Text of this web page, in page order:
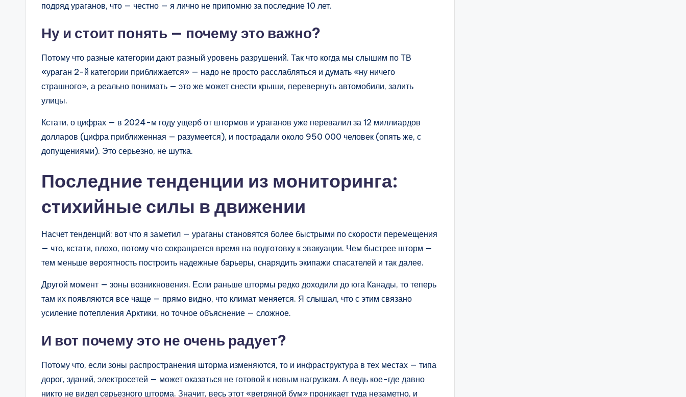
подряд ураганов, что — честно — я лично не припомню за последние 10 лет.
Ну и стоит понять — почему это важно?
Потому что разные категории дают разный уровень разрушений. Так что когда мы слышим по ТВ
«ураган 2-й категории приближается» — надо не просто расслабляться и думать «ну ничего
страшного», а реально понимать — это же может снести крыши, перевернуть автомобили, залить
улицы.
Кстати, о цифрах — в 2024-м году ущерб от штормов и ураганов уже перевалил за 12 миллиардов
долларов (цифра приближенная — разумеется), и пострадали около 950 000 человек (опять же, с
допущениями). Это серьезно, не шутка.
Последние тенденции из мониторинга:
стихийные силы в движении
Насчет тенденций: вот что я заметил — ураганы становятся более быстрыми по скорости перемещения
— что, кстати, плохо, потому что сокращается время на подготовку к эвакуации. Чем быстрее шторм —
тем меньше вероятность построить надежные барьеры, снарядить экипажи спасателей и так далее.
Другой момент — зоны возникновения. Если раньше штормы редко доходили до юга Канады, то теперь
там их появляются все чаще — прямо видно, что климат меняется. Я слышал, что с этим связано
усиление потепления Арктики, но точное объяснение — сложное.
И вот почему это не очень радует?
Потому что, если зоны распространения шторма изменяются, то и инфраструктура в тех местах — типа
дорог, зданий, электросетей — может оказаться не готовой к новым нагрузкам. А ведь кое-где давно
никто не видел серьезного шторма. Значит, весь этот «ветряной бум» проникает туда незаметно, и